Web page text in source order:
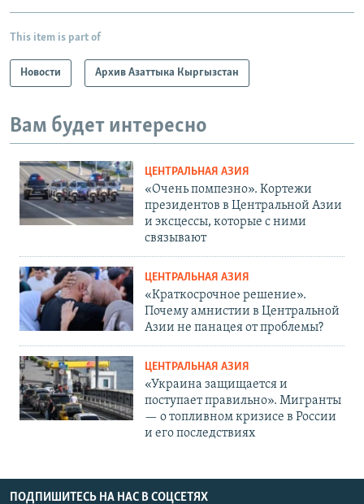
This item is part of
Новости Архив Азаттыка Кыргызстан
Вам будет интересно
ЦЕНТРАЛЬНАЯ АЗИЯ
«Очень помпезно». Кортежи
президентов в Центральной Азии
и эксцессы, которые с ними
связывают
ЦЕНТРАЛЬНАЯ АЗИЯ
«Краткосрочное решение».
Почему амнистии в Центральной
Азии не панацея от проблемы?
ЦЕНТРАЛЬНАЯ АЗИЯ
«Украина защищается и
поступает правильно». Мигранты
— о топливном кризисе в России
и его последствиях
ПОДПИШИТЕСЬ НА НАС В СОЦСЕТЯХ